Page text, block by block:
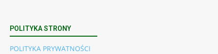
POLITYKA STRONY
POLITYKA PRYWATNOŚCI